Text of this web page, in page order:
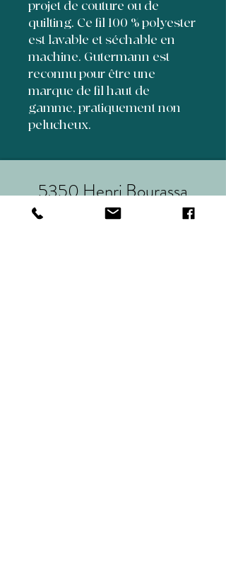
projet de couture ou de
quilting. Ce fil 100 % polyester
est lavable et séchable en
machine. Gutermann est
reconnu pour être une
marque de fil haut de
gamme, pratiquement non
pelucheux.
5350 Henri Bourassa
suite 70